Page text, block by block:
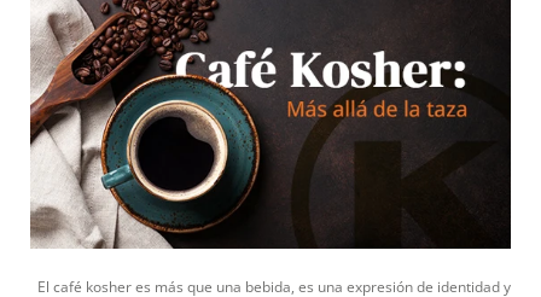
El café kosher es más que una bebida, es una expresión de identidad y